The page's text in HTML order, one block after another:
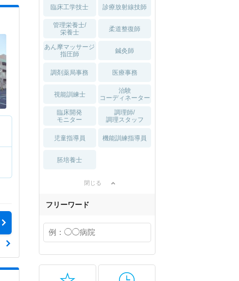
臨床工学技士 診療放射線技師
管理栄養士/
栄養士
柔道整復師
あん摩マッサージ
指圧師
鍼灸師
調剤薬局事務 医療事務
視能訓練士
治験
コーディネーター
臨床開発
モニター
調理師/
調理スタッフ
児童指導員 機能訓練指導員
胚培養士
閉じる
フリーワード